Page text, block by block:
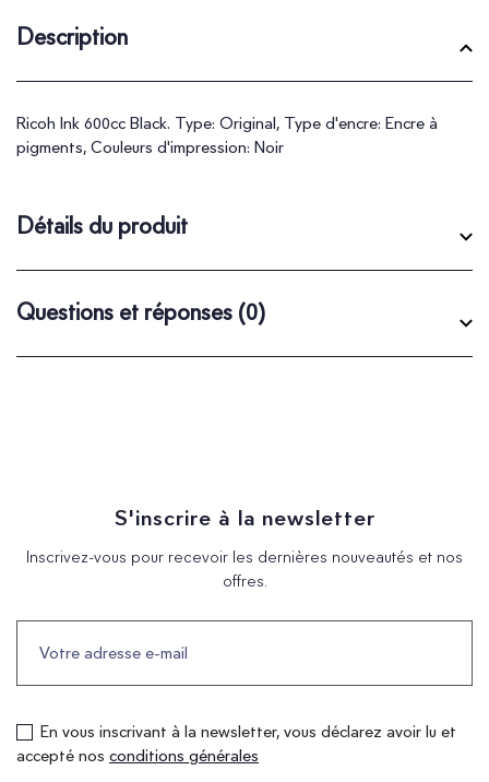
Description
Ricoh Ink 600cc Black. Type: Original, Type d'encre: Encre à
pigments, Couleurs d'impression: Noir
Détails du produit
Questions et réponses (0)
S'inscrire à la newsletter
Inscrivez-vous pour recevoir les dernières nouveautés et nos
offres.
En vous inscrivant à la newsletter, vous déclarez avoir lu et
accepté nos conditions générales